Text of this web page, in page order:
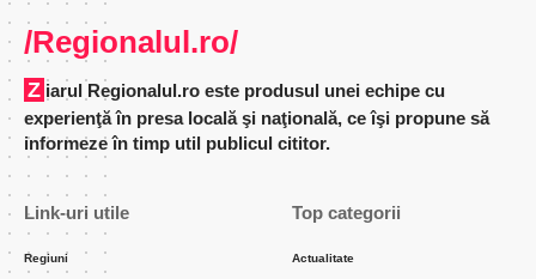
/Regionalul.ro/
Ziarul Regionalul.ro este produsul unei echipe cu
experienţă în presa locală şi naţională, ce îşi propune să
informeze în timp util publicul cititor.
Link-uri utile
Regiuni
Top categorii
Actualitate